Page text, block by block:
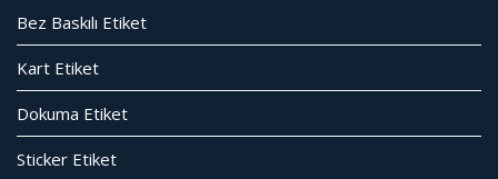
Bez Baskılı Etiket
Kart Etiket
Dokuma Etiket
Sticker Etiket